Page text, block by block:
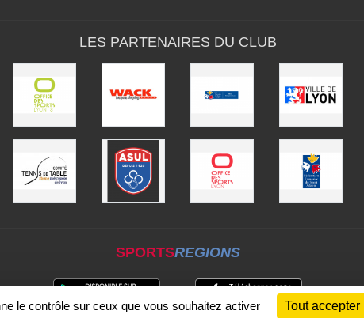
LES PARTENAIRES DU CLUB
SPORTSREGIONS
le contrôle sur ceux que vous souhaitez activer Tout accepter